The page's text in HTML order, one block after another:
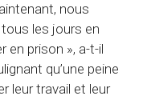
nous
les jours en
en prison », a-t-il
qu’une peine
leur travail et leur